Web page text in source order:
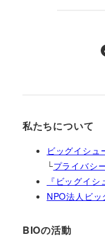
私たちについて
ビッグイシュ
└プライバシ
『ビッグイシ
NPO法人ビ
BIOの活動